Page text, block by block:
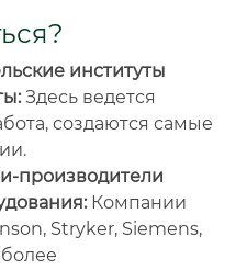
институты
Здесь ведется
создаются самые
производители
Компании
Stryker, Siemens,